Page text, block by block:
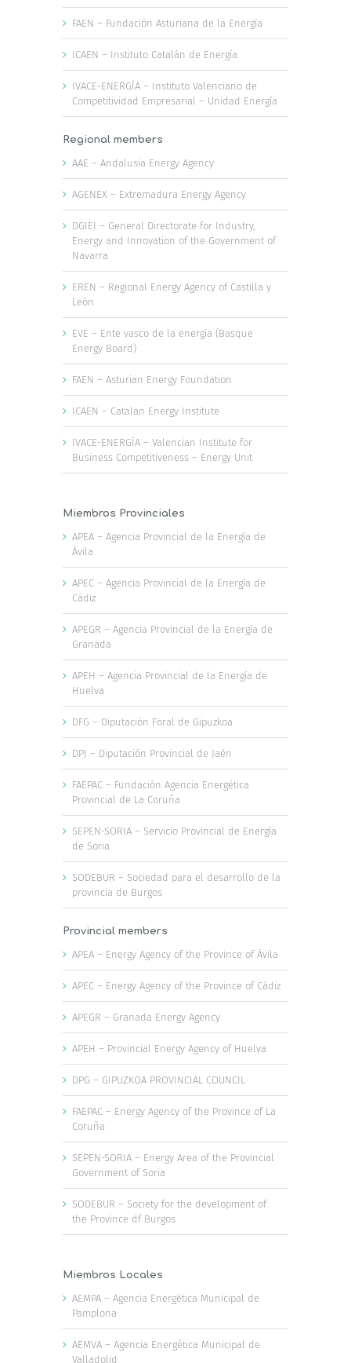
FAEN – Fundación Asturiana de la Energía
ICAEN – Instituto Catalán de Energía
IVACE-ENERGÍA – Instituto Valenciano de
Competitividad Empresarial – Unidad Energía
Regional members
AAE – Andalusia Energy Agency
AGENEX – Extremadura Energy Agency
DGIEI – General Directorate for Industry,
Energy and Innovation of the Government of
Navarra
EREN – Regional Energy Agency of Castilla y
León
EVE – Ente vasco de la energía (Basque
Energy Board)
FAEN – Asturian Energy Foundation
ICAEN – Catalan Energy Institute
IVACE-ENERGÍA – Valencian Institute for
Business Competitiveness – Energy Unit
Miembros Provinciales
APEA – Agencia Provincial de la Energía de
Ávila
APEC – Agencia Provincial de la Energía de
Cádiz
APEGR – Agencia Provincial de la Energía de
Granada
APEH – Agencia Provincial de la Energía de
Huelva
DFG – Diputación Foral de Gipuzkoa
DPJ – Diputación Provincial de Jaén
FAEPAC – Fundación Agencia Energética
Provincial de La Coruña
SEPEN-SORIA – Servicio Provincial de Energía
de Soria
SODEBUR – Sociedad para el desarrollo de la
provincia de Burgos
Provincial members
APEA – Energy Agency of the Province of Ávila
APEC – Energy Agency of the Province of Cádiz
APEGR – Granada Energy Agency
APEH – Provincial Energy Agency of Huelva
DPG – GIPUZKOA PROVINCIAL COUNCIL
FAEPAC – Energy Agency of the Province of La
Coruña
SEPEN-SORIA – Energy Area of the Provincial
Government of Soria
SODEBUR – Society for the development of
the Province df Burgos
Miembros Locales
AEMPA – Agencia Energética Municipal de
Pamplona
AEMVA – Agencia Energética Municipal de
Valladolid